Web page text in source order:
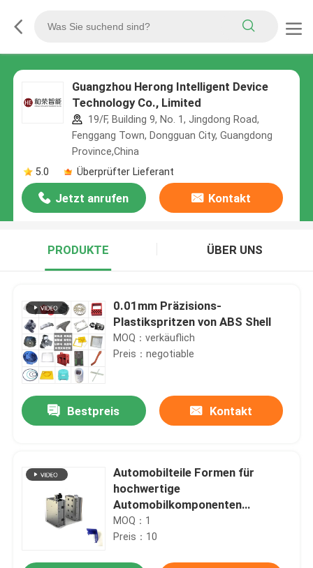
Guangzhou Herong Intelligent Device
Technology Co., Limited
19/F, Building 9, No. 1, Jingdong Road,
Fenggang Town, Dongguan City, Guangdong
Province,China
5.0
Überprüfter Lieferant
Jetzt anrufen Kontakt
PRODUKTE ÜBER UNS
0.01mm Präzisions-
Plastikspritzen von ABS Shell
MOQ：verkäuflich
Preis：negotiable
Bestpreis Kontakt
Automobilteile Formen für
hochwertige
Automobilkomponenten
professionelle Qualität
MOQ：1
Preis：10